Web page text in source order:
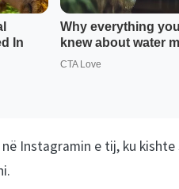
Instagramin e tij, ku